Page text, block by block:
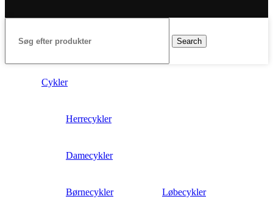
Search
Cykler
Herrecykler
Damecykler
Børnecykler Løbecykler